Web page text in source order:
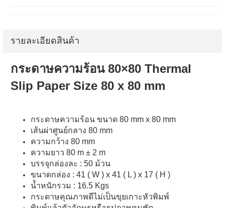
รายละเอียดสินค้า
กระดาษความร้อน 80×80 Thermal
Slip Paper Size 80 x 80 mm
กระดาษความร้อน ขนาด 80 mm x 80 mm
เส้นผ่าศูนย์กลาง 80 mm
ความกว้าง 80 mm
ความยาว 80 m ± 2 m
บรรจุกล่องละ : 50 ม้วน
ขนาดกล่อง : 41 ( W ) x 41 ( L ) x 17 ( H )
น้ำหนักรวม : 16.5 Kgs
กระดาษคุณภาพดีไม่เป็นขุยเกาะหัวพิมพ์